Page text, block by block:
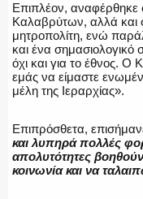
ΕΚΑΒ
ΑΣΤΥΝΟΜΙΚΟ ΡΕΠΟΡΤΑΖ
Επιπλέον, αναφέρθηκε
Καλαβρύτων, αλλά και
μητροπολίτη, ενώ
και ένα σημασιολογικό
όχι και για το έθνος. Ο
εμάς να είμαστε
μέλη της Ιεραρχίας».
Επιπρόσθετα,
και λυπηρά πολλές
απολυτότητες βοηθούν
κοινωνία και να